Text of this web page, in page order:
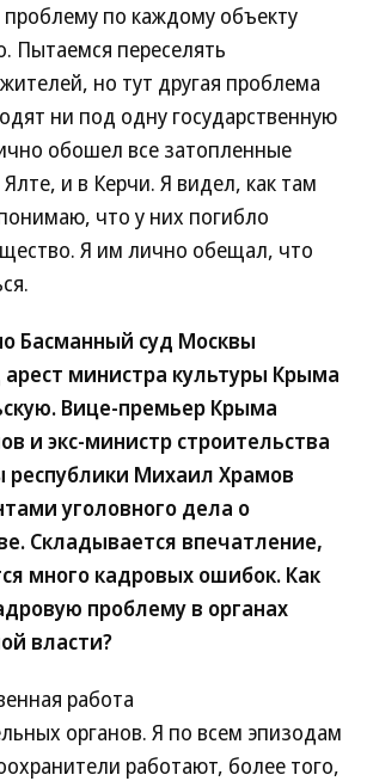
по каждому объекту
Пытаемся переселять
но тут другая проблема
ни под одну государственную
обошел все затопленные
и в Керчи. Я видел, как там
что у них погибло
Я им лично обещал, что
Басманный суд Москвы
министра культуры Крыма
Вице-премьер Крыма
и экс-министр строительства
республики Михаил Храмов
уголовного дела о
Складывается впечатление,
много кадровых ошибок. Как
проблему в органах
власти?
работа
органов. Я по всем эпизодам
работают, более того,